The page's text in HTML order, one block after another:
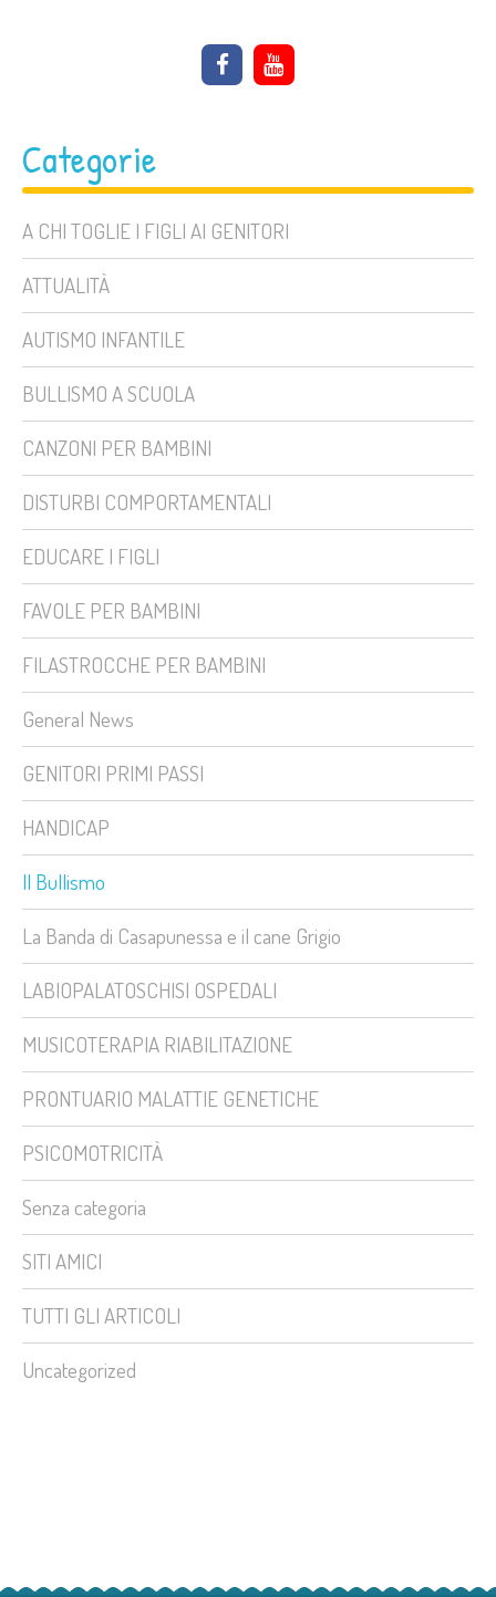
Categorie
A CHI TOGLIE I FIGLI AI GENITORI
ATTUALITÀ
AUTISMO INFANTILE
BULLISMO A SCUOLA
CANZONI PER BAMBINI
DISTURBI COMPORTAMENTALI
EDUCARE I FIGLI
FAVOLE PER BAMBINI
FILASTROCCHE PER BAMBINI
General News
GENITORI PRIMI PASSI
HANDICAP
Il Bullismo
La Banda di Casapunessa e il cane Grigio
LABIOPALATOSCHISI OSPEDALI
MUSICOTERAPIA RIABILITAZIONE
PRONTUARIO MALATTIE GENETICHE
PSICOMOTRICITÀ
Senza categoria
SITI AMICI
TUTTI GLI ARTICOLI
Uncategorized